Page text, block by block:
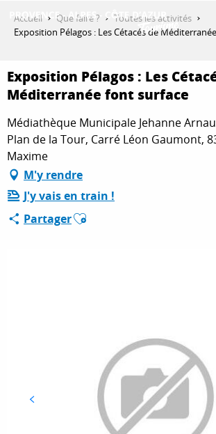
contenu
QUE FAIRE ?
SÉJOURNER
ESPACE PRO
Accueil Que faire ?
Toutes les activités
Exposition Pélagos : Les Cétacés de
Exposition Pélagos : Les
Méditerranée font surface
Médiathèque Municipale Jehanne
Plan de la Tour, Carré Léon Gaumont,
Maxime
M'y rendre
J'y vais en train !
PartagerAjouter aux favoris